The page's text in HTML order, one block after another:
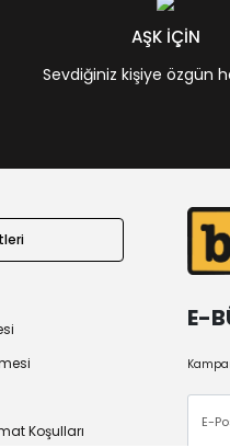
AŞK İÇİN
Sevdiğiniz kişiye özgün
Koşulları
E-